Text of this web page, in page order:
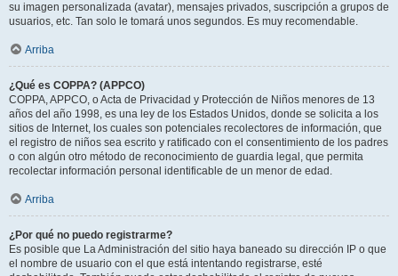
su imagen personalizada (avatar), mensajes privados, suscripción a grupos de
usuarios, etc. Tan solo le tomará unos segundos. Es muy recomendable.
Arriba
¿Qué es COPPA? (APPCO)
COPPA, APPCO, o Acta de Privacidad y Protección de Niños menores de 13
años del año 1998, es una ley de los Estados Unidos, donde se solicita a los
sitios de Internet, los cuales son potenciales recolectores de información, que
el registro de niños sea escrito y ratificado con el consentimiento de los padres
o con algún otro método de reconocimiento de guardia legal, que permita
recolectar información personal identificable de un menor de edad.
Arriba
¿Por qué no puedo registrarme?
Es posible que La Administración del sitio haya baneado su dirección IP o que
el nombre de usuario con el que está intentando registrarse, esté